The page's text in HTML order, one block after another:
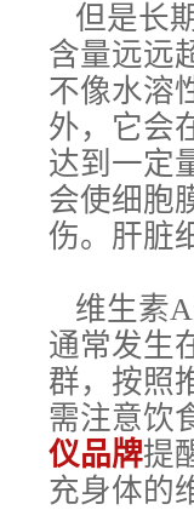
但是长
含量远远
不像水溶
外，它会
达到一定
会使细胞
伤。肝脏
维生素A
通常发生
群，按照
需注意饮
仪品牌提
充身体的